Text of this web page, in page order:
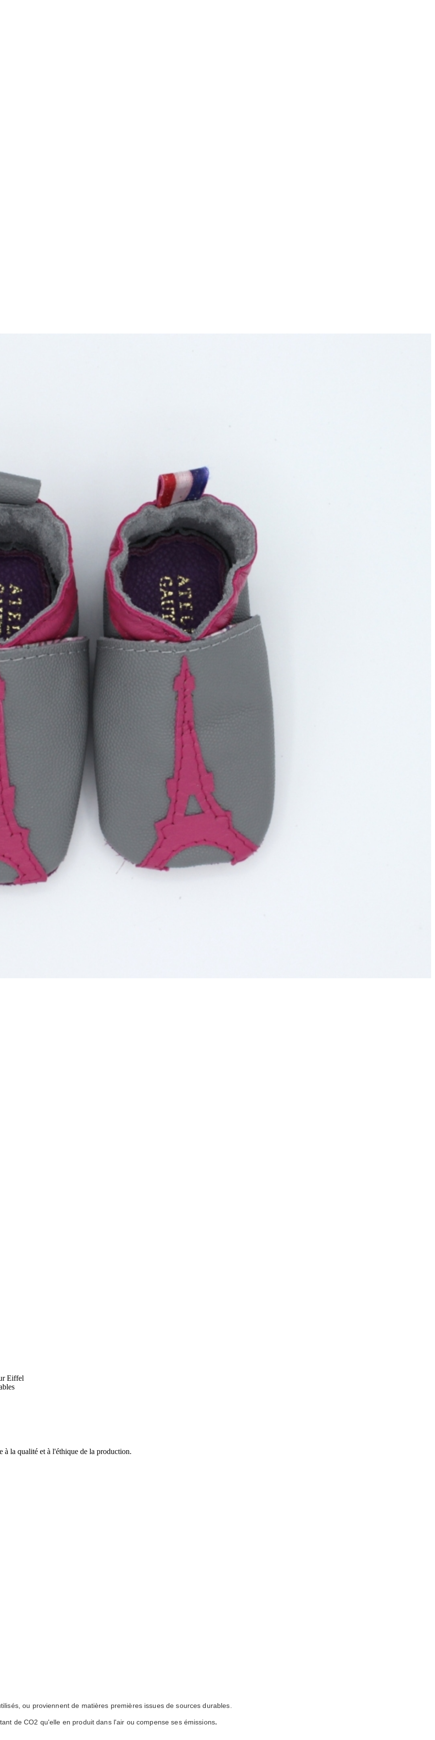
Eiffel
à la qualité et à l'éthique de la production.
ou proviennent de matières premières issues de sources durables.
de CO2 qu'elle en produit dans l'air ou compense ses émissions.